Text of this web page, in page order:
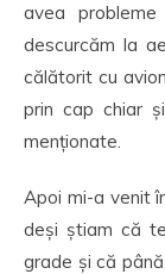
avea
descurcăm la
călătorit cu
prin cap chiar
menționate.
Apoi mi-a venit
deși știam că
grade și că